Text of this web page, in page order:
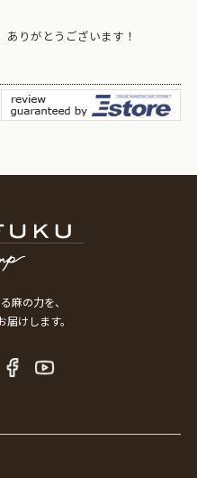
りがとうございます！
麻の力を、
けします。